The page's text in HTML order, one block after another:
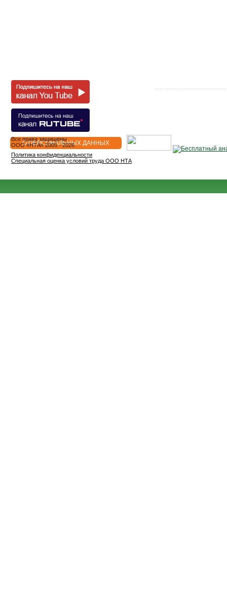
О ПЕРСОНАЛЬНЫХ ДАННЫХ
Все права защищены
OOO «НТА» 2005 - 2026
Политика конфиденциальности
Специальная оценка условий труда ООО НТА